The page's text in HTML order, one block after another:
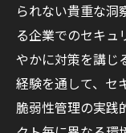
られない貴重な洞
る企業でのセキュ
やかに対策を講じ
経験を通して、セ
脆弱性管理の実践